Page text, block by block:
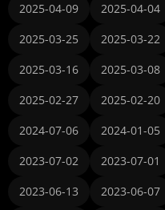
2025-04-09
2025-04-04
2025-03-25
2025-03-22
2025-03-16
2025-03-08
2025-02-27
2025-02-20
2024-07-06
2024-01-05
2023-07-02
2023-07-01
2023-06-13
2023-06-07